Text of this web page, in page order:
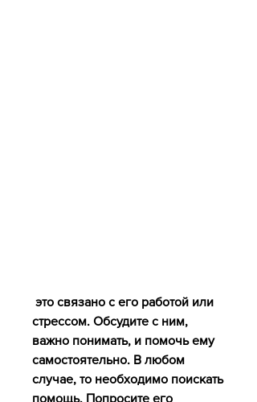
стрессом. Обсудите с ним,
важно понимать, и помочь ему
самостоятельно. В любом
случае, то необходимо поискать
помощь. Попросите его